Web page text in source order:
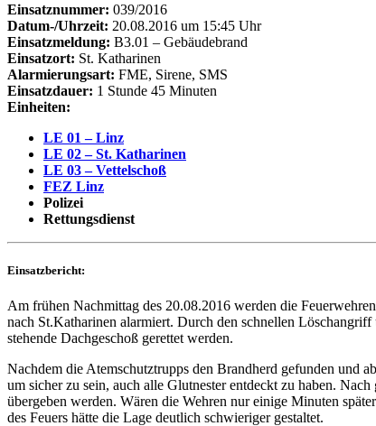
Einsatznummer: 039/2016
Datum-/Uhrzeit: 20.08.2016 um 15:45 Uhr
Einsatzmeldung: B3.01 – Gebäudebrand
Einsatzort: St. Katharinen
Alarmierungsart: FME, Sirene, SMS
Einsatzdauer: 1 Stunde 45 Minuten
Einheiten:
LE 01 – Linz
LE 02 – St. Katharinen
LE 03 – Vettelschoß
FEZ Linz
Polizei
Rettungsdienst
Einsatzbericht:
Am frühen Nachmittag des 20.08.2016 werden die
nach St.Katharinen alarmiert. Durch den schnellen
stehende Dachgeschoß gerettet werden.
Nachdem die Atemschutztrupps den Brandherd gefunden und
um sicher zu sein, auch alle Glutnester entdeckt zu haben.
übergeben werden. Wären die Wehren nur einige Minuten
des Feuers hätte die Lage deutlich schwieriger gestaltet.